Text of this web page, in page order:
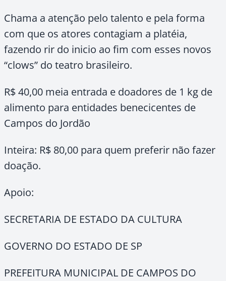
Chama a atenção pelo talento e pela forma
com que os atores contagiam a platéia,
fazendo rir do inicio ao fim com esses novos
“clows” do teatro brasileiro.
R$ 40,00 meia entrada e doadores de 1 kg de
alimento para entidades benecicentes de
Campos do Jordão
Inteira: R$ 80,00 para quem preferir não fazer
doação.
Apoio:
SECRETARIA DE ESTADO DA CULTURA
GOVERNO DO ESTADO DE SP
PREFEITURA MUNICIPAL DE CAMPOS DO